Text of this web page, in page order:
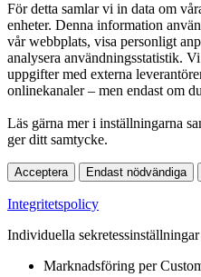
För detta samlar vi in data om
enheter. Denna information
vår webbplats, visa personligt
analysera användningsstatistik.
uppgifter med externa
onlinekanaler – men endast om
Läs gärna mer i inställningarna
ger ditt samtycke.
Acceptera Endast nödvändiga
Integritetspolicy
Individuella sekretessinställningar
Marknadsföring per